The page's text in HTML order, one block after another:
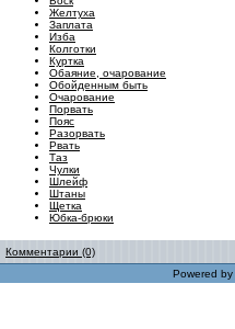
Желтуха
Заплата
Изба
Колготки
Куртка
Обаяние, очарование
Обойденным быть
Очарование
Порвать
Пояс
Разорвать
Рвать
Таз
Чулки
Шлейф
Штаны
Щетка
Юбка-брюки
Комментарии (0)
Powered by